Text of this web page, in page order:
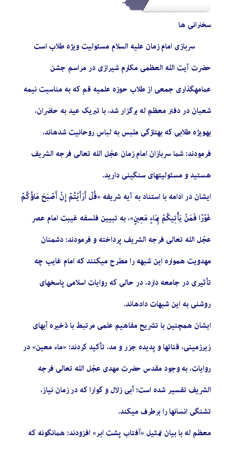
سخنرانی ها
سربازی امام زمان علیه السلام مسئولیت ویژه طلاب است
حضرت آیت الله العظمی مکارم شیرازی در مراسم جشن
عمامهگذاری جمعی از طلاب حوزه علمیه قم که به مناسبت نیمه
شعبان در دفتر معظم له برگزار شد، با تبریک عید به حاضران،
بهویژه طلابی که بهتازگی ملبس به لباس روحانیت شدهاند،
فرمودند: شما سربازان امام زمان عجّل الله تعالی فرجه الشریف
هستید و مسئولیتهای سنگینی دارید.
ایشان در ادامه با استناد به آیه شریفه «قُلْ أَرَأَيْتُمْ إِنْ أَصْبَحَ مَاؤُكُمْ
غَوْرًا فَمَنْ يَأْتِيكُمْ بِمَاءٍ مَعِينٍ»، به تبیین فلسفه غیبت امام عصر
عجّل الله تعالی فرجه الشریف پرداخته و فرمودند: دشمنان
مهدویت همواره این شبهه را مطرح میکنند که امام غایب چه
تأثیری در جامعه دارد، در حالی که روایات اسلامی پاسخهای
روشنی به این شبهات دادهاند.
ایشان همچنین با تشریح مفاهیم علمی مرتبط با ذخیره آبهای
زیرزمینی، قناتها و پدیده جزر و مد، تأکید کردند: «ماء معین» در
روایات، به وجود مقدس حضرت مهدی عجّل الله تعالی فرجه
الشریف تفسیر شده است؛ آبی زلال و گوارا که در زمان نیاز،
تشنگی انسانها را برطرف میکند.
معظم له با بیان تمثیل «آفتاب پشت ابر» افزودند: همانگونه که